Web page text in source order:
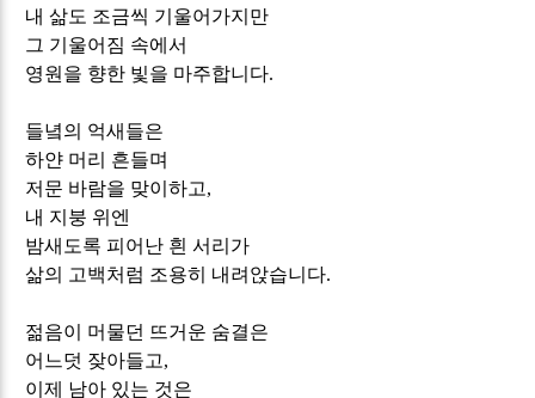
내 삶도 조금씩 기울어가지만
그 기울어짐 속에서
영원을 향한 빛을 마주합니다.
들녘의 억새들은
하얀 머리 흔들며
저문 바람을 맞이하고,
내 지붕 위엔
밤새도록 피어난 흰 서리가
삶의 고백처럼 조용히 내려앉습니다.
젊음이 머물던 뜨거운 숨결은
어느덧 잦아들고,
이제 남아 있는 것은